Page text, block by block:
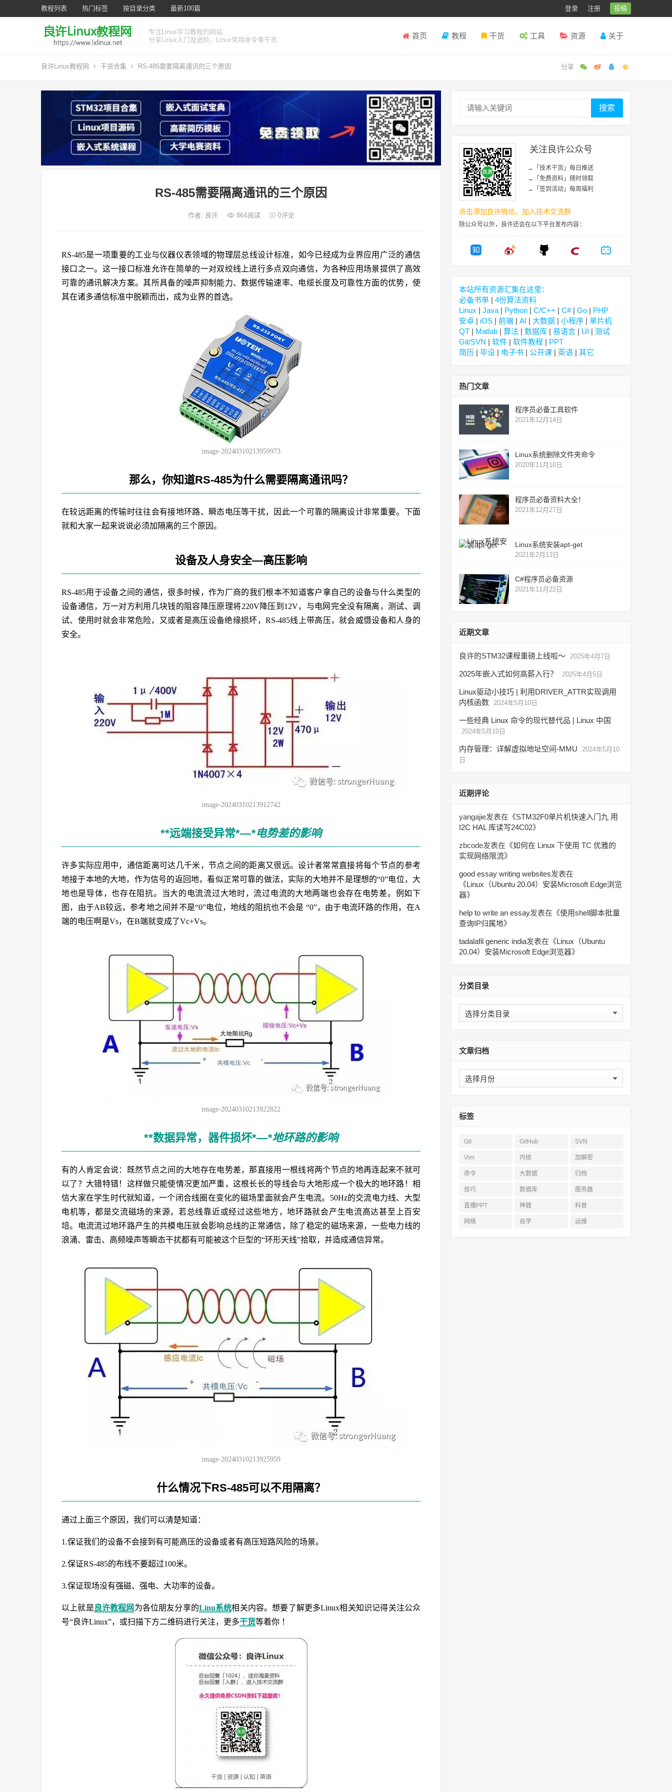
教程列表 热门标签 按目录分类 最新100篇 登录 注册 投稿
专注Linux学习教程的网站
分享Linux入门及进阶、Linux常用命令等干货
首页 教程 干货 工具 资源 关于
良许Linux教程网 干货合集 RS-485需要隔离通讯的三个原因
RS-485需要隔离通讯的三个原因
作者: 良许 864阅读 0评论
RS-485是一项重要的工业与仪器仪表领域的物理层总线设计标准，如今已经成为业界应用广泛的通信
接口之一。这一接口标准允许在简单的一对双绞线上进行多点双向通信，为各种应用场景提供了高效
可靠的通讯解决方案。其所具备的噪声抑制能力、数据传输速率、电缆长度及可靠性方面的优势，使
其在诸多通信标准中脱颖而出，成为业界的首选。
image-20240310213959973
那么，你知道RS-485为什么需要隔离通讯吗？
在较远距离的传输时往往会有接地环路、瞬态电压等干扰，因此一个可靠的隔离设计非常重要。下面
就和大家一起来说说必须加隔离的三个原因。
设备及人身安全—高压影响
RS-485用于设备之间的通信，很多时候，作为厂商的我们根本不知道客户拿自己的设备与什么类型的
设备通信，万一对方利用几块钱的阻容降压原理将220V降压到12V，与电网完全没有隔离，测试、调
试、使用时就会非常危险，又或者是高压设备绝缘损坏，RS-485线上带高压，就会威慑设备和人身的
安全。
image-20240310213912742
**远端接受异常*—*电势差的影响
许多实际应用中，通信距离可达几千米，节点之间的距离又很远。设计者常常直接将每个节点的参考
地接于本地的大地，作为信号的返回地，看似正常可靠的做法，实际的大地并不是理想的“0”电位，大
地也是导体，也存在阻抗。当大的电流流过大地时，流过电流的大地两端也会存在电势差。例如下
图，由于AB较远，参考地之间并不是“0”电位，地线的阻抗也不会是 “0”，由于电流环路的作用，在A
端的电压啊是Vs，在B端就变成了Vc+Vs。
image-20240310213922822
**数据异常，器件损坏*—*地环路的影响
有的人肯定会说：既然节点之间的大地存在电势差，那直接用一根线将两个节点的地再连起来不就可
以了？大错特错！这样做只能使情况更加严重，这根长长的导线会与大地形成一个极大的地环路！相
信大家在学生时代就知道，一个闭合线圈在变化的磁场里面就会产生电流。50Hz的交流电力线、大型
电机等，都是交流磁场的来源，若总线靠近或经过这些地方，地环路就会产生电流高达甚至上百安
培。电流流过地环路产生的共模电压就会影响总线的正常通信，除了稳定的磁场来源，一些电力线的
浪涌、雷击、高频噪声等瞬态干扰都有可能被这个巨型的“环形天线”拾取，并造成通信异常。
image-20240310213925959
什么情况下RS-485可以不用隔离？
通过上面三个原因，我们可以清楚知道：
1.保证我们的设备不会接到有可能高压的设备或者有高压短路风险的场景。
2.保证RS-485的布线不要超过100米。
3.保证现场没有强磁、强电、大功率的设备。
以上就是 良许教程网 为各位朋友分享的Linu系统相关内容。想要了解更多Linux相关知识记得关注公众
号“良许Linux”，或扫描下方二维码进行关注，更多干货等着你 ！
搜索
关注良许公众号
→「技术干货」每日推送
→「免费资料」随时领取
→「签到活动」每周福利
点击添加良许微信，加入技术交流群
除公众号以外，良许还会在以下平台发布内容：
本站所有资源汇集在这里：
必备书单 | 4份算法资料
Linux | Java | Python | C/C++ | C#| Go | PHP
安卓 | iOS | 前端 | AI | 大数据 | 小程序 | 单片机
QT | Matlab | 算法 | 数据库 | 易语言 | UI | 测试
Git/SVN | 软件 | 软件教程 | PPT
简历 | 毕设 | 电子书 | 公开课 | 英语 | 其它
热门文章
程序员必备工具软件
2021年12月14日
Linux系统删除文件夹命令
2020年11月10日
程序员必备资料大全！
2021年12月27日
Linux系统安装apt-get
2021年2月13日
C#程序员必备资源
2021年11月22日
近期文章
良许的STM32课程重磅上线啦～ 2025年4月7日
2025年嵌入式如何高薪入行？ 2025年4月5日
Linux驱动小技巧 | 利用DRIVER_ATTR实现调用
内核函数 2024年5月10日
一些经典 Linux 命令的现代替代品 | Linux 中国
2024年5月10日
内存管理：详解虚拟地址空间-MMU
2024年5月10
日
近期评论
yangajie发表在《STM32F0单片机快速入门九 用
I2C HAL 库读写24C02》
zbcode发表在《如何在 Linux 下使用 TC 优雅的
实现网络限流》
good essay writing websites发表在
《Linux（Ubuntu 20.04）安装Microsoft Edge浏览
器》
help to write an essay发表在《使用shell脚本批量
查询IP归属地》
tadalafil generic india发表在《Linux（Ubuntu
20.04）安装Microsoft Edge浏览器》
分类目录
分
类
文章归档
文
章
标签
Git GitHub SVN
Vim 内核 加解密
命令 大数据 归档
技巧 数据库 服务器
直播PPT 神器 科普
网络 自学 运维